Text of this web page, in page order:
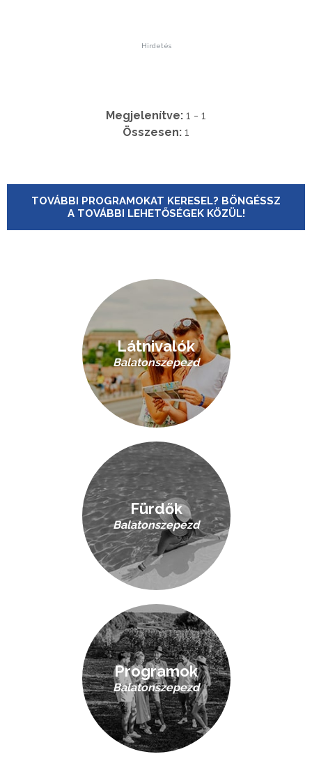
Hirdetés
Megjelenítve: 1 - 1
Összesen: 1
TOVÁBBI PROGRAMOKAT KERESEL? BÖNGÉSSZ
A TOVÁBBI LEHETŐSÉGEK KÖZÜL!
Látnivalók
Balatonszepezd
Fürdők
Balatonszepezd
Programok
Balatonszepezd